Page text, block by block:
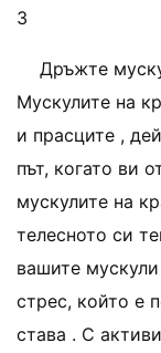
3
Дръжте
Мускулите на
и прасците ,
път, когато ви
мускулите на
телесното си
вашите
стрес, който е
става . С